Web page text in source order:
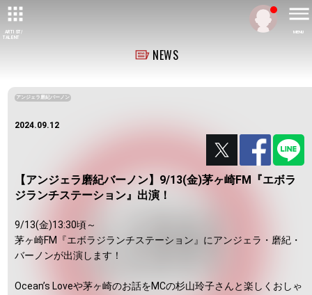
ARTIST/
TALENT
MENU
NEWS
アンジェラ磨紀バーノン
2024.09.12
【アンジェラ磨紀バーノン】9/13(金)茅ヶ崎FM『エボラ
ジランチステーション』出演！
9/13(金)13:30頃～
茅ヶ崎FM『エボラジランチステーション』にアンジェラ・磨紀・
バーノンが出演します！
Ocean’s Loveや茅ヶ崎のお話をMCの杉山玲子さんと楽しくおしゃ